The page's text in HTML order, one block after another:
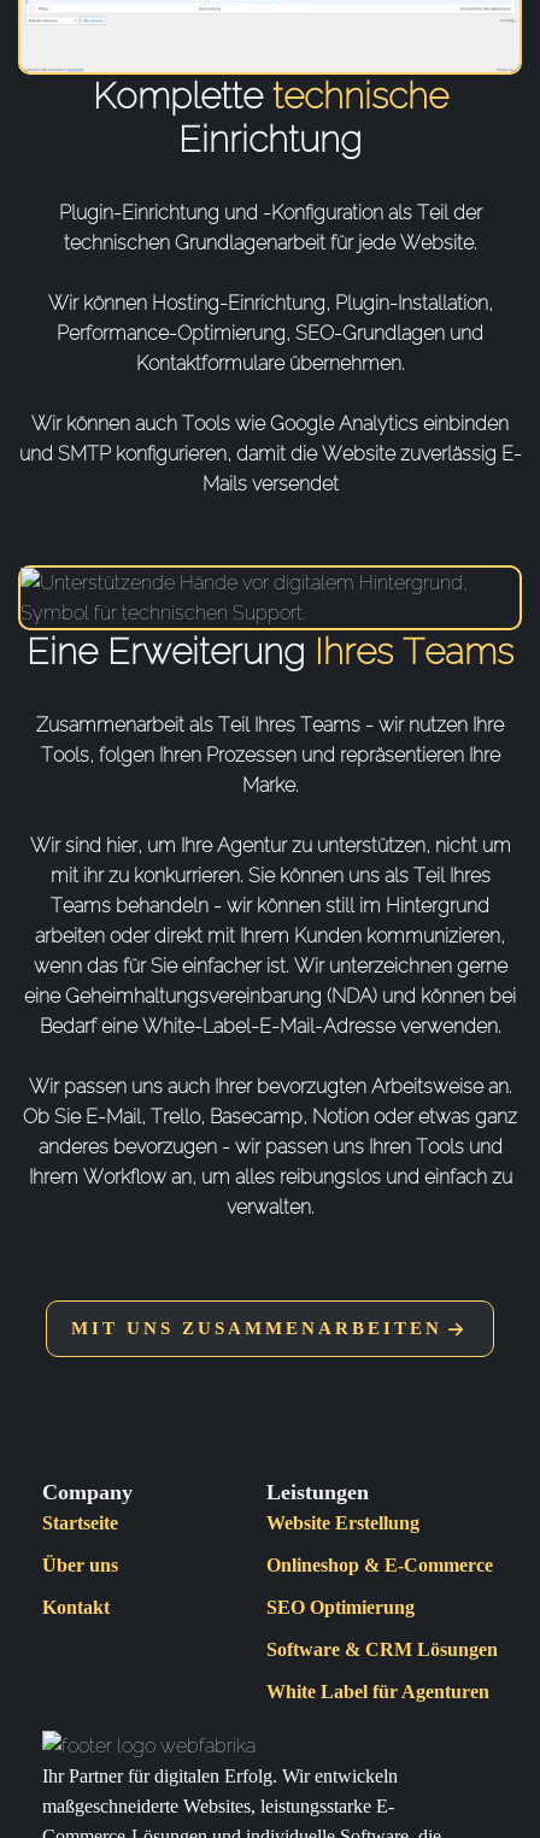
Komplette technische
Einrichtung
Plugin-Einrichtung und -Konfiguration als Teil der
technischen Grundlagenarbeit für jede Website.
Wir können Hosting-Einrichtung, Plugin-Installation,
Performance-Optimierung, SEO-Grundlagen und
Kontaktformulare übernehmen.
Wir können auch Tools wie Google Analytics einbinden
und SMTP konfigurieren, damit die Website zuverlässig E-
Mails versendet
Eine Erweiterung Ihres Teams
Zusammenarbeit als Teil Ihres Teams - wir nutzen Ihre
Tools, folgen Ihren Prozessen und repräsentieren Ihre
Marke.​
Wir sind hier, um Ihre Agentur zu unterstützen, nicht um
mit ihr zu konkurrieren. Sie können uns als Teil Ihres
Teams behandeln - wir können still im Hintergrund
arbeiten oder direkt mit Ihrem Kunden kommunizieren,
wenn das für Sie einfacher ist. Wir unterzeichnen gerne
eine Geheimhaltungsvereinbarung (NDA) und können bei
Bedarf eine White-Label-E-Mail-Adresse verwenden.
Wir passen uns auch Ihrer bevorzugten Arbeitsweise an.
Ob Sie E-Mail, Trello, Basecamp, Notion oder etwas ganz
anderes bevorzugen - wir passen uns Ihren Tools und
Ihrem Workflow an, um alles reibungslos und einfach zu
verwalten.
MIT UNS ZUSAMMENARBEITEN
Company
Startseite
Über uns
Kontakt
Leistungen
Website Erstellung
Onlineshop & E-Commerce
SEO Optimierung
Software & CRM Lösungen
White Label für Agenturen
Ihr Partner für digitalen Erfolg. Wir entwickeln
maßgeschneiderte Websites, leistungsstarke E-